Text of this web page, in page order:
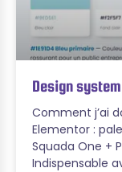
Design
Comment j’ai
Elementor :
Squada One +
Indispensable